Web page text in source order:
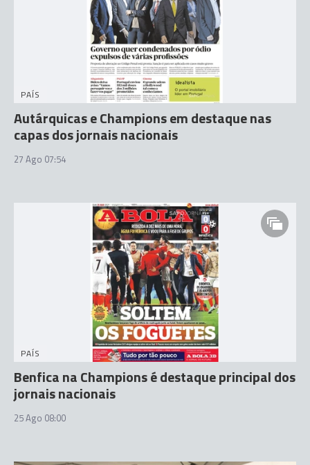
PAÍS
Autárquicas e Champions em destaque nas
capas dos jornais nacionais
27 Ago 07:54
PAÍS
Benfica na Champions é destaque principal dos
jornais nacionais
25 Ago 08:00